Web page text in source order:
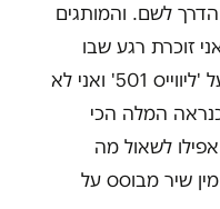
לשם. והמותגים
זוכרת רגע שבו
הילדים בכיתה התחילו לדבר על 'ליווייס 501' ואני לא
המלה הכי
לשאול מה
שיר מבוסס על